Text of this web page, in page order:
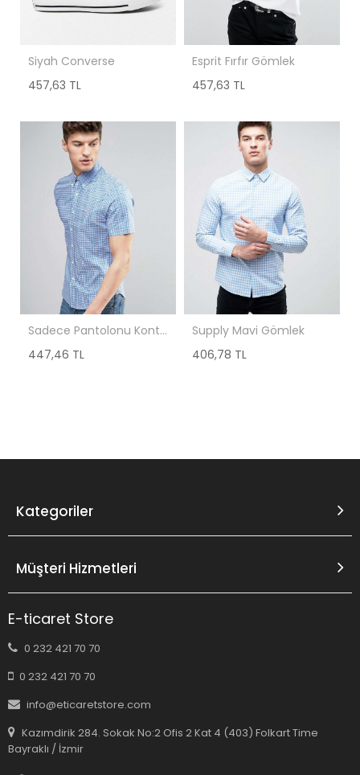
Siyah Converse
457,63 TL
Esprit Fırfır Gömlek
457,63 TL
Sadece Pantolonu Kontrol Et
447,46 TL
Supply Mavi Gömlek
406,78 TL
Kategoriler
Müşteri Hizmetleri
E-ticaret Store
0 232 421 70 70
0 232 421 70 70
info@eticaretstore.com
Kazımdirik 284. Sokak No:2 Ofis 2 Kat 4 (403) Folkart Time
Bayraklı / İzmir